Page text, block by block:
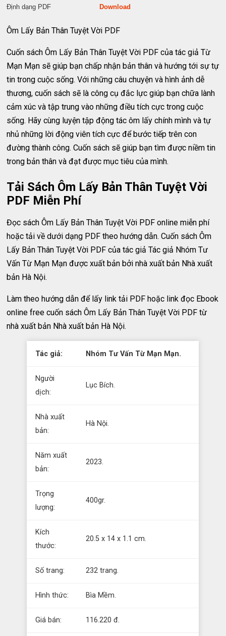
Định dạng PDF Download
Ôm Lấy Bản Thân Tuyệt Vời PDF
Cuốn sách Ôm Lấy Bản Thân Tuyệt Vời PDF của tác giả Từ
Mạn Mạn sẽ giúp bạn chấp nhận bản thân và hướng tới sự tự
tin trong cuộc sống. Với những câu chuyện và hình ảnh dễ
thương, cuốn sách sẽ là công cụ đắc lực giúp bạn chữa lành
cảm xúc và tập trung vào những điều tích cực trong cuộc
sống. Hãy cùng luyện tập động tác ôm lấy chính mình và tự
nhủ những lời động viên tích cực để bước tiếp trên con
đường thành công. Cuốn sách sẽ giúp bạn tìm được niềm tin
trong bản thân và đạt được mục tiêu của mình.
Tải Sách Ôm Lấy Bản Thân Tuyệt Vời
PDF Miễn Phí
Đọc sách Ôm Lấy Bản Thân Tuyệt Vời PDF online miễn phí
hoặc tải về dưới dạng PDF theo hướng dẫn. Cuốn sách Ôm
Lấy Bản Thân Tuyệt Vời PDF của tác giả Tác giả Nhóm Tư
Vấn Từ Mạn Mạn được xuất bản bởi nhà xuất bản Nhà xuất
bản Hà Nội.
Làm theo hướng dẫn để lấy link tải PDF hoặc link đọc Ebook
online free cuốn sách Ôm Lấy Bản Thân Tuyệt Vời PDF từ
nhà xuất bản Nhà xuất bản Hà Nội.
Tác giả: Nhóm Tư Vấn Từ Mạn Mạn.
Người
dịch:
Lục Bích.
Nhà xuất
bản:
Hà Nội.
Năm xuất
bản:
2023.
Trọng
lượng:
400gr.
Kích
thước:
20.5 x 14 x 1.1 cm.
Số trang: 232 trang.
Hình thức: Bìa Mềm.
Giá bán: 116.220 đ.